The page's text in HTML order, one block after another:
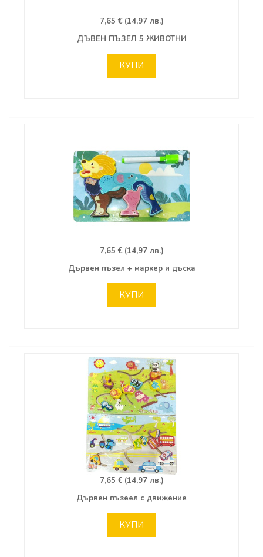
7,65 € (14,97 лв.)
ДЪВЕН ПЪЗЕЛ 5 ЖИВОТНИ
КУПИ
7,65 € (14,97 лв.)
Дървен пъзел + маркер и дъска
КУПИ
7,65 € (14,97 лв.)
Дървен пъзеел с движение
КУПИ